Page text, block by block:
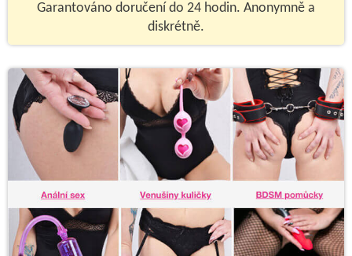
Garantováno doručení do 24 hodin. Anonymně a
diskrétně.